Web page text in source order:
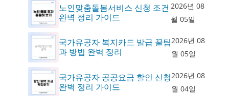
노인맞춤돌봄서비스 신청 조건
완벽 정리 가이드
2026년 08
월 05일
국가유공자 복지카드 발급 꿀팁
과 방법 완벽 정리
2026년 08
월 05일
국가유공자 공공요금 할인 신청
완벽 정리 가이드
2026년 08
월 04일